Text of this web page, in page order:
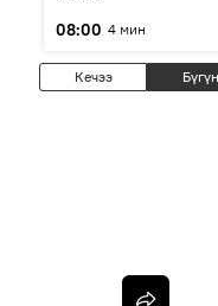
08:00 4 мин
Кечээ Бүгүн